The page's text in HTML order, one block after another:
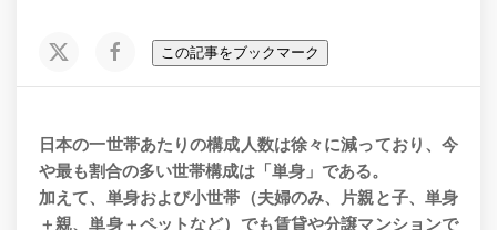
この記事をブックマーク
日本の一世帯あたりの構成人数は徐々に減っており、今
や最も割合の多い世帯構成は「単身」である。
加えて、単身および小世帯（夫婦のみ、片親と子、単身
＋親、単身＋ペットなど）でも賃貸や分譲マンションで